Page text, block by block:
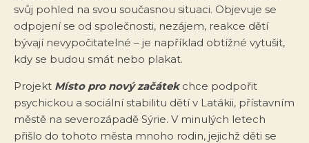
svůj pohled na svou současnou situaci. Objevuje se
odpojení se od společnosti, nezájem, reakce dětí
bývají nevypočitatelné – je například obtížné vytušit,
kdy se budou smát nebo plakat.
Projekt Místo pro nový začátek chce podpořit
psychickou a sociální stabilitu dětí v Latákii, přístavním
městě na severozápadě Sýrie. V minulých letech
přišlo do tohoto města mnoho rodin, jejichž děti se